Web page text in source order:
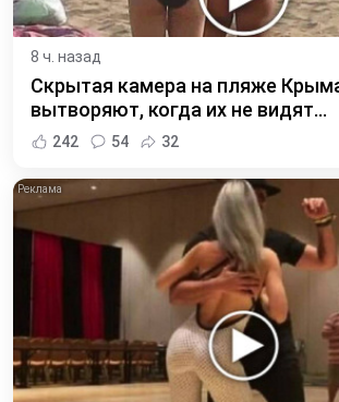
8 ч. назад
Скрытая камера на пляже
вытворяют, когда их не видят...
242 54 32